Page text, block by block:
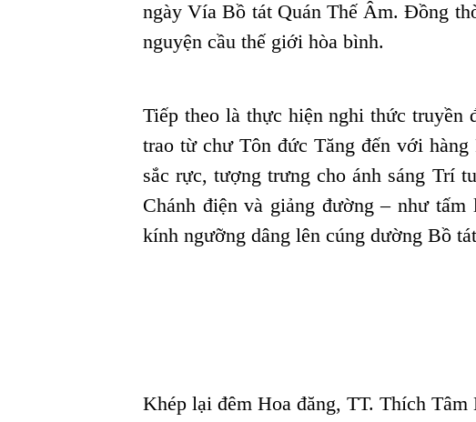
ngày Vía Bồ tát Quán Thế Âm. Đồng
nguyện cầu thế giới hòa bình.
Tiếp theo là thực hiện nghi thức truyền
trao từ chư Tôn đức Tăng đến với
sắc rực, tượng trưng cho ánh sáng Trí
Chánh điện và giảng đường – như
kính ngưỡng dâng lên cúng dường Bồ
Khép lại đêm Hoa đăng, TT. Thích